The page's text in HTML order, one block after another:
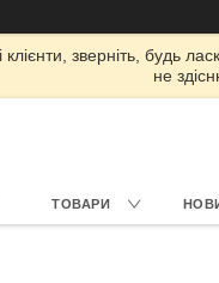
зверніть, будь
не
ТОВАРИ